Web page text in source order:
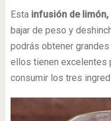
Esta infusión de limón,
bajar de peso y
podrás obtener
ellos tienen excelentes
consumir los tres